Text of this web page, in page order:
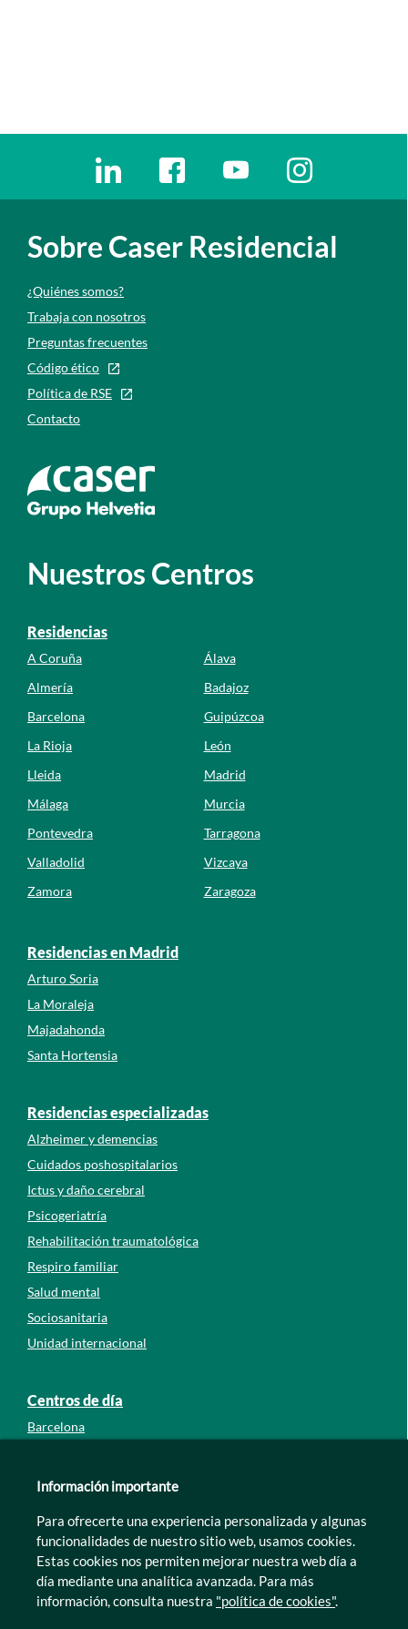
Ir a a la red social. Abre ventana nueva
Ir a a la red social. Abre ventana
Ir a a la red social. Abre
Ir a a la red
Sobre Caser Residencial
¿Quiénes somos?
Trabaja con nosotros
Preguntas frecuentes
Código ético
Política de RSE
Contacto
Ir a la web de caser
Nuestros Centros
Residencias
A Coruña
Álava
Almería
Badajoz
Barcelona
Guipúzcoa
La Rioja
León
Lleida
Madrid
Málaga
Murcia
Pontevedra
Tarragona
Valladolid
Vizcaya
Zamora
Zaragoza
Residencias en Madrid
Arturo Soria
La Moraleja
Majadahonda
Santa Hortensia
Residencias especializadas
Alzheimer y demencias
Cuidados poshospitalarios
Ictus y daño cerebral
Psicogeriatría
Rehabilitación traumatológica
Respiro familiar
Salud mental
Sociosanitaria
Unidad internacional
Centros de día
Barcelona
León
Murcia
Tarragona
Zamora
Información importante
Para ofrecerte una experiencia personalizada y algunas
funcionalidades de nuestro sitio web, usamos cookies.
Estas cookies nos permiten mejorar nuestra web día a
día mediante una analítica avanzada. Para más
información, consulta nuestra "política de cookies".